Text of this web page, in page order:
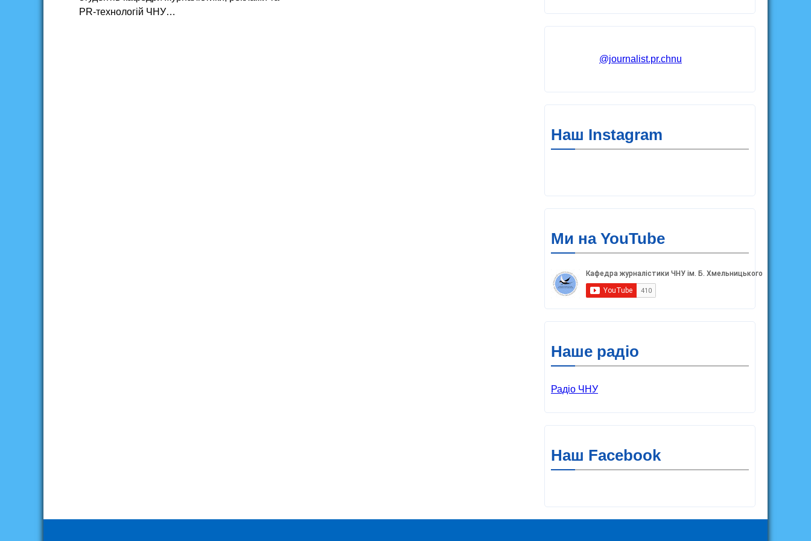
PR-технологій ЧНУ…
@journalist.pr.chnu
Наш Instagram
Ми на YouTube
Наше радіо
Радіо ЧНУ
Наш Facebook